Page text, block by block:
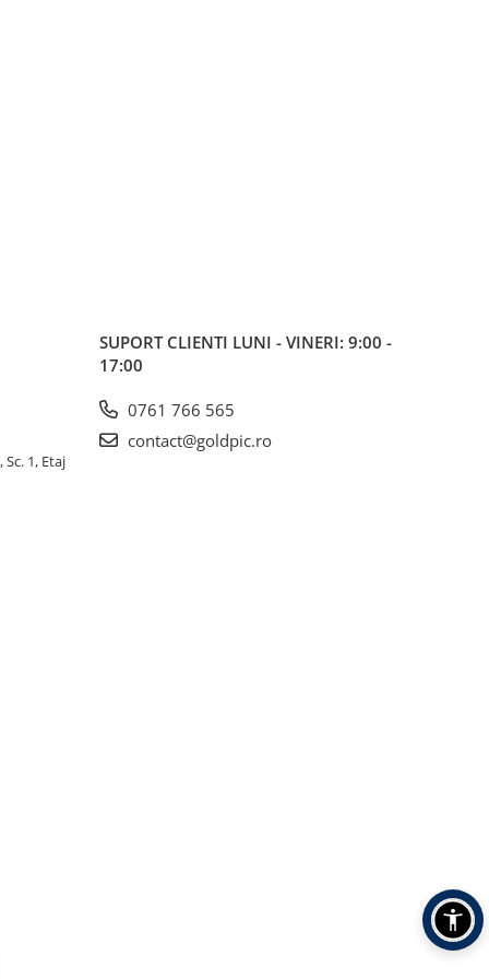
1, Etaj
SUPORT CLIENTI LUNI - VINERI: 9:00 -
17:00
0761 766 565
contact@goldpic.ro